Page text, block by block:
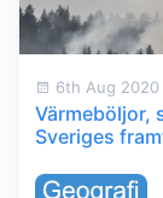
6th Aug 2020
Värmeböljor,
Sveriges